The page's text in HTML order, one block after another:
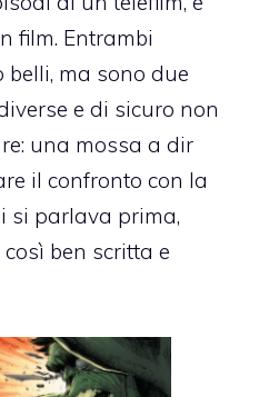
film. Entrambi
belli, ma sono due
e di sicuro non
una mossa a dir
il confronto con la
si parlava prima,
ben scritta e